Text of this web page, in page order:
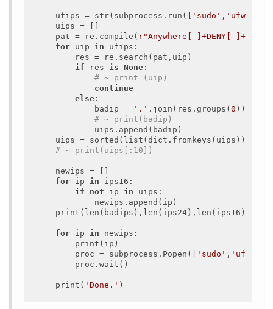
    ufips = str(subprocess.run([
'sudo' , 'ufw'
    uips = []
    pat = re.compile(
r"Anywhere[ ]+DENY[
for uip in ufips:
        res = re.search(pat,uip)
if res is None :
# ~ print (uip)
continue
else :
            badip =
'.' .join(res.groups(0 ))
# ~ print(badip)
            uips.append(badip)
    uips = sorted(list(dict.fromkeys(uips)))
# ~ print(uips[:10])
    newips = []
for ip in ips16:
if
not ip in uips:
            newips.append(ip)
for ip in newips:
        print(ip)
        proc = subprocess.Popen([
'sudo' , 'ufw'
        proc.wait()
    print(
'Done.'